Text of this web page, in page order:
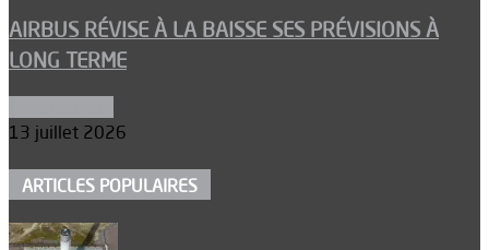
AIRBUS RÉVISE À LA BAISSE SES PRÉVISIONS À
LONG TERME
13 juillet 2026
ARTICLES POPULAIRES